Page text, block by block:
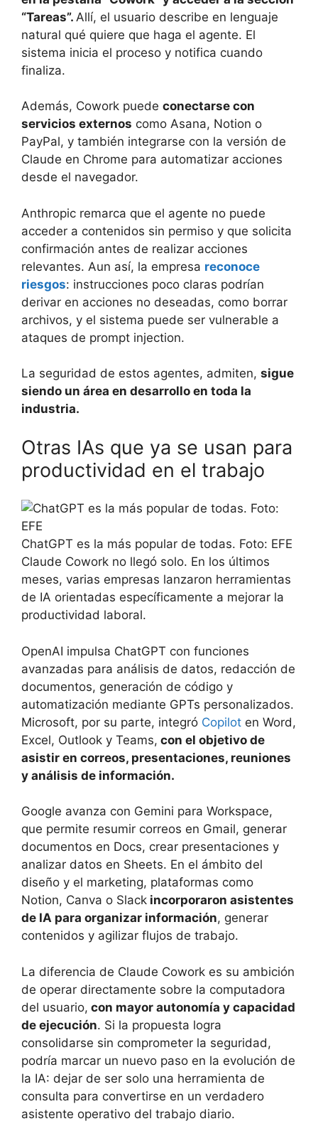
“Tareas”. Allí, el usuario describe en lenguaje
natural qué quiere que haga el agente. El
sistema inicia el proceso y notifica cuando
finaliza.
Además, Cowork puede conectarse con
servicios externos como Asana, Notion o
PayPal, y también integrarse con la versión de
Claude en Chrome para automatizar acciones
desde el navegador.
Anthropic remarca que el agente no puede
acceder a contenidos sin permiso y que solicita
confirmación antes de realizar acciones
relevantes. Aun así, la empresa reconoce
riesgos: instrucciones poco claras podrían
derivar en acciones no deseadas, como borrar
archivos, y el sistema puede ser vulnerable a
ataques de prompt injection.
La seguridad de estos agentes, admiten, sigue
siendo un área en desarrollo en toda la
industria.
Otras IAs que ya se usan para
productividad en el trabajo
ChatGPT es la más popular de todas. Foto: EFE
Claude Cowork no llegó solo. En los últimos
meses, varias empresas lanzaron herramientas
de IA orientadas específicamente a mejorar la
productividad laboral.
OpenAI impulsa ChatGPT con funciones
avanzadas para análisis de datos, redacción de
documentos, generación de código y
automatización mediante GPTs personalizados.
Microsoft, por su parte, integró Copilot en Word,
Excel, Outlook y Teams, con el objetivo de
asistir en correos, presentaciones, reuniones
y análisis de información.
Google avanza con Gemini para Workspace,
que permite resumir correos en Gmail, generar
documentos en Docs, crear presentaciones y
analizar datos en Sheets. En el ámbito del
diseño y el marketing, plataformas como
Notion, Canva o Slack incorporaron asistentes
de IA para organizar información, generar
contenidos y agilizar flujos de trabajo.
La diferencia de Claude Cowork es su ambición
de operar directamente sobre la computadora
del usuario, con mayor autonomía y capacidad
de ejecución. Si la propuesta logra
consolidarse sin comprometer la seguridad,
podría marcar un nuevo paso en la evolución de
la IA: dejar de ser solo una herramienta de
consulta para convertirse en un verdadero
asistente operativo del trabajo diario.